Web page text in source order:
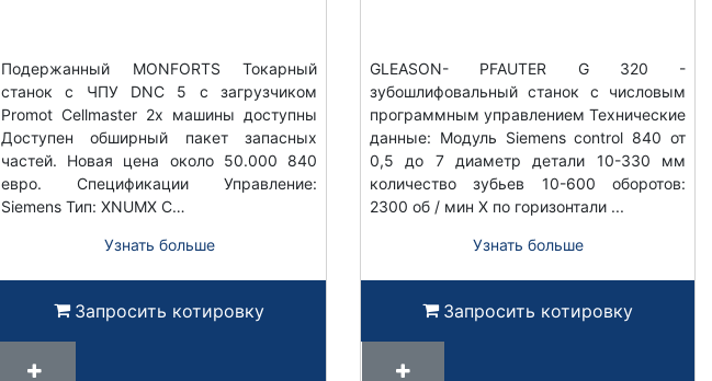
Подержанный MONFORTS Токарный
станок с ЧПУ DNC 5 с загрузчиком
Promot Cellmaster 2x машины доступны
Доступен обширный пакет запасных
частей. Новая цена около 50.000 840
евро. Спецификации Управление:
Siemens Тип: XNUMX C…
Узнать больше
Запросить котировку
GLEASON- PFAUTER G 320 -
зубошлифовальный станок с числовым
программным управлением Технические
данные: Модуль Siemens control 840 от
0,5 до 7 диаметр детали 10-330 мм
количество зубьев 10-600 оборотов:
2300 об / мин X по горизонтали ...
Узнать больше
Запросить котировку